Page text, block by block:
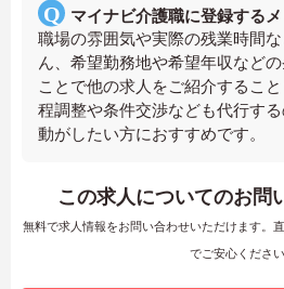
マイナビ介護職に登録する
職場の雰囲気や実際の残業時間
ん、希望勤務地や希望年収など
ことで他の求人をご紹介するこ
程調整や条件交渉なども代行す
動がしたい方におすすめです。
この求人についてのお問
無料で求人情報をお問い合わせいただけます。
でご安心ください